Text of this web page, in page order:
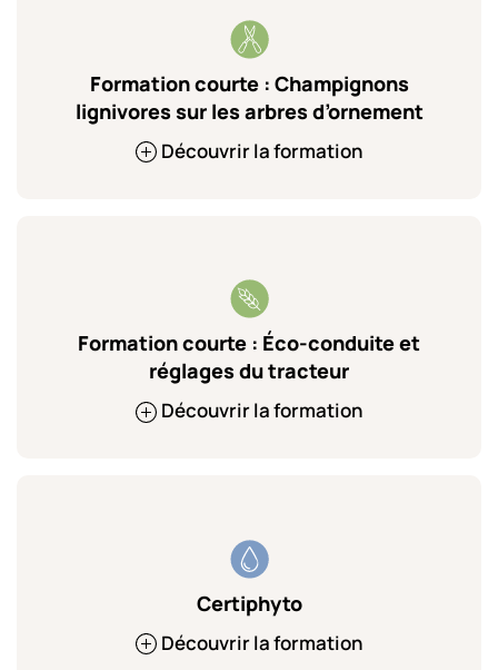
Formation courte : Champignons
lignivores sur les arbres d’ornement
Découvrir la formation
Formation courte : Éco-conduite et
réglages du tracteur
Découvrir la formation
Certiphyto
Découvrir la formation